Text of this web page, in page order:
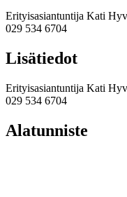
Erityisasiantuntija Kati
029 534 6704
Lisätiedot
Erityisasiantuntija Kati
029 534 6704
Alatunniste